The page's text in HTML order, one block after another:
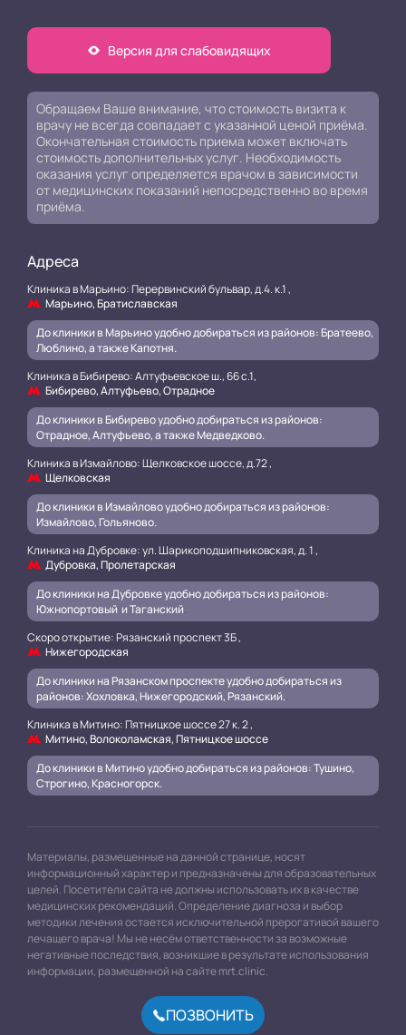
Версия для слабовидящих
Обращаем Ваше внимание, что стоимость визита к
врачу не всегда совпадает с указанной ценой приёма.
Окончательная стоимость приема может включать
стоимость дополнительных услуг. Необходимость
оказания услуг определяется врачом в зависимости
от медицинских показаний непосредственно во время
приёма.
Адреса
Клиника в Марьино: Перервинский бульвар, д.4. к.1 ,
Марьино, Братиславская
До клиники в Марьино удобно добираться из районов: Братеево,
Люблино, а также Капотня.
Клиника в Бибирево: Алтуфьевское ш., 66 с.1,
Бибирево, Алтуфьево, Отрадное
До клиники в Бибирево удобно добираться из районов:
Отрадное, Алтуфьево, а также Медведково.
Клиника в Измайлово: Щелковское шоссе, д.72 ,
Щелковская
До клиники в Измайлово удобно добираться из районов:
Измайлово, Гольяново.
Клиника на Дубровке: ул. Шарикоподшипниковская, д. 1 ,
Дубровка, Пролетарская
До клиники на Дубровке удобно добираться из районов:
Южнопортовый и Таганский.
Скоро открытие: Рязанский проспект 3Б ,
Нижегородская
До клиники на Рязанском проспекте удобно добираться из
районов: Хохловка, Нижегородский, Рязанский..
Клиника в Митино: Пятницкое шоссе 27 к. 2 ,
Митино, Волоколамская, Пятницкое шоссе
До клиники в Митино удобно добираться из районов: Тушино,
Строгино, Красногорск.
Материалы, размещенные на данной странице, носят
информационный характер и предназначены для образовательных
целей. Посетители сайта не должны использовать их в качестве
медицинских рекомендаций. Определение диагноза и выбор
методики лечения остается исключительной прерогативой вашего
лечащего врача! Мы не несём ответственности за возможные
негативные последствия, возникшие в результате использования
информации, размещенной на сайте mrt.clinic.
ПОЗВОНИТЬ